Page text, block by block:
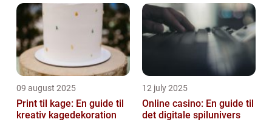
09 august 2025
Print til kage: En guide til
kreativ kagedekoration
12 july 2025
Online casino: En guide til
det digitale spilunivers